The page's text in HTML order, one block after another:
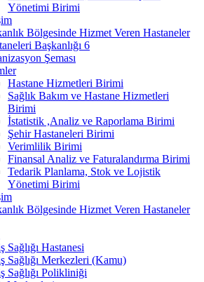
Yönetimi Birimi
Bölgesinde Hizmet Veren Hastaneler
Başkanlığı 6
Şeması
Hastane Hizmetleri Birimi
Sağlık Bakım ve Hastane Hizmetleri
Birimi
İstatistik ,Analiz ve Raporlama Birimi
Şehir Hastaneleri Birimi
Verimlilik Birimi
Finansal Analiz ve Faturalandırma Birimi
Tedarik Planlama, Stok ve Lojistik
Yönetimi Birimi
Bölgesinde Hizmet Veren Hastaneler
Sağlığı Hastanesi
Sağlığı Merkezleri (Kamu)
Sağlığı Polikliniği